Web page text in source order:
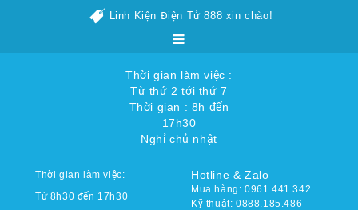
Linh Kiện Điện Tử 888 xin chào!
Thời gian làm việc :
Từ thứ 2 tới thứ 7
Thời gian : 8h đến
17h30
Nghỉ chủ nhật
Thời gian làm việc:
Từ 8h30 đến 17h30
Hotline & Zalo
Mua hàng: 0961.441.342
Kỹ thuật: 0888.185.486